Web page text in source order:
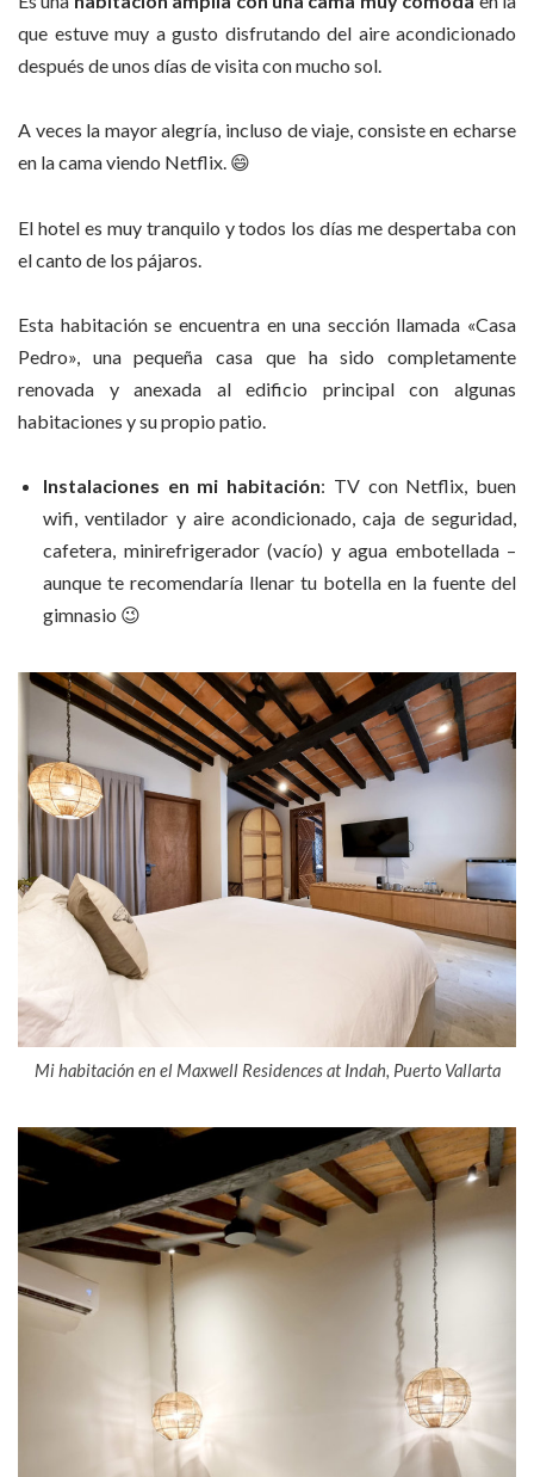
que estuve muy a gusto disfrutando del aire acondicionado
después de unos días de visita con mucho sol.
A veces la mayor alegría, incluso de viaje, consiste en echarse
en la cama viendo Netflix. 😄
El hotel es muy tranquilo y todos los días me despertaba con
el canto de los pájaros.
Esta habitación se encuentra en una sección llamada «Casa
Pedro», una pequeña casa que ha sido completamente
renovada y anexada al edificio principal con algunas
habitaciones y su propio patio.
Instalaciones en mi habitación: TV con Netflix, buen
wifi, ventilador y aire acondicionado, caja de seguridad,
cafetera, minirefrigerador (vacío) y agua embotellada –
aunque te recomendaría llenar tu botella en la fuente del
gimnasio 😉
Mi habitación en el Maxwell Residences at Indah, Puerto Vallarta